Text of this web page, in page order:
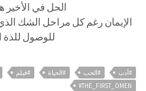
الحل في الأخير
الإيمان رغم كل مراحل الشك
للوصول للذة
#أدب #الحب #الحياة #فيلم
THE_FIRST_OMEN#